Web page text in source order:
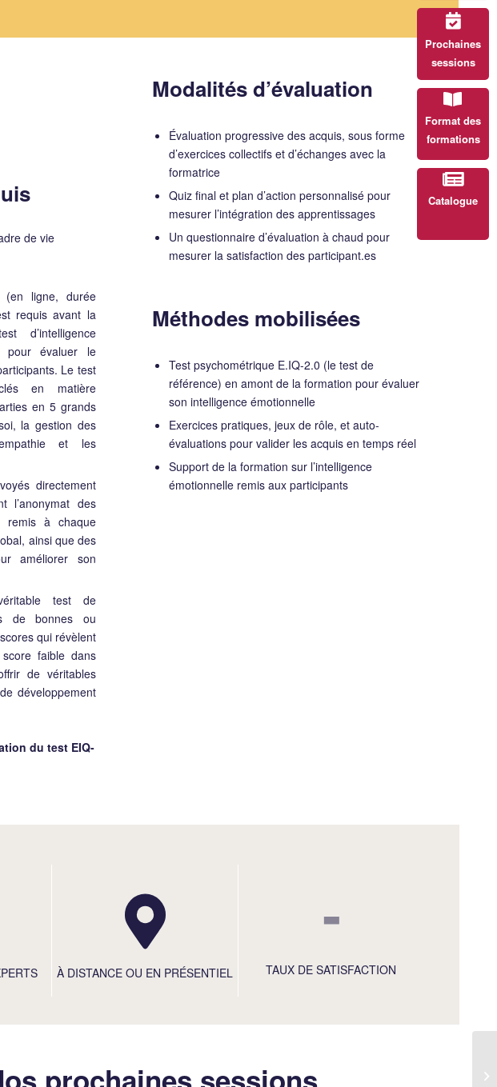
Prochaines
sessions
Format des
formations
Catalogue
de vie
ligne, durée
requis avant la
d’intelligence
pour évaluer le
Le test
en matière
en 5 grands
la gestion des
et les
directement
l’anonymat des
remis à chaque
ainsi que des
améliorer son
test de
de bonnes ou
qui révèlent
faible dans
de véritables
développement
du test EIQ-
Modalités d’évaluation
Évaluation progressive des acquis, sous forme
d’exercices collectifs et d’échanges avec la
formatrice
Quiz final et plan d’action personnalisé pour
mesurer l’intégration des apprentissages
Un questionnaire d’évaluation à chaud pour
mesurer la satisfaction des participant.es
Méthodes mobilisées
Test psychométrique E.IQ-2.0 (le test de
référence) en amont de la formation pour évaluer
son intelligence émotionnelle
Exercices pratiques, jeux de rôle, et auto-
évaluations pour valider les acquis en temps réel
Support de la formation sur l’intelligence
émotionnelle remis aux participants
À DISTANCE OU EN PRÉSENTIEL
-
TAUX DE SATISFACTION